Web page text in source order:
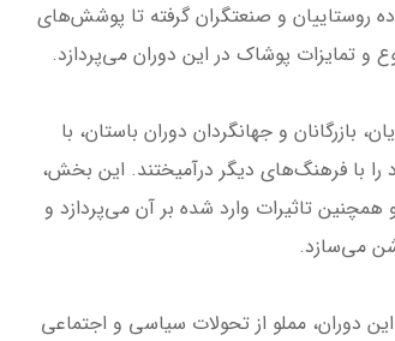
روستاییان و صنعتگران گرفته تا پوشش‌های
و تمایزات پوشاک در این دوران می‌پردازد.
بازرگانان و جهانگردان دوران باستان، با
با فرهنگ‌های دیگر درآمیختند. این بخش،
تاثیرات وارد شده بر آن می‌پردازد و
می‌سازد.
دوران، مملو از تحولات سیاسی و اجتماعی